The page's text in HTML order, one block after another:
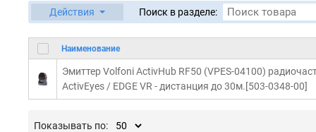
Действия Поиск в разделе:
Наименование
Эмиттер Volfoni ActivHub RF50 (VPES-04100)
ActivEyes / EDGE VR - дистанция до 30м.[503-0348-00]
Показывать по: